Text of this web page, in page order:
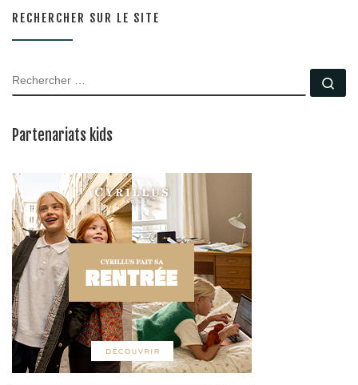
RECHERCHER SUR LE SITE
RECHERCHER
Partenariats kids